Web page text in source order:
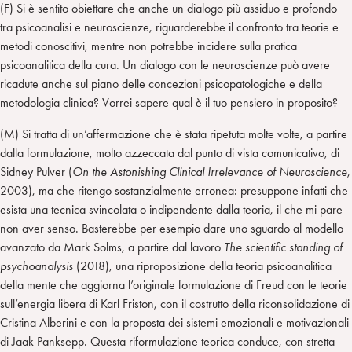
(F) Si è sentito obiettare che anche un dialogo più assiduo e profondo
tra psicoanalisi e neuroscienze, riguarderebbe il confronto tra teorie e
metodi conoscitivi, mentre non potrebbe incidere sulla pratica
psicoanalitica della cura. Un dialogo con le neuroscienze può avere
ricadute anche sul piano delle concezioni psicopatologiche e della
metodologia clinica? Vorrei sapere qual è il tuo pensiero in proposito?
(M) Si tratta di un’affermazione che è stata ripetuta molte volte, a partire
dalla formulazione, molto azzeccata dal punto di vista comunicativo, di
Sidney Pulver (On the Astonishing Clinical Irrelevance of Neuroscience,
2003), ma che ritengo sostanzialmente erronea: presuppone infatti che
esista una tecnica svincolata o indipendente dalla teoria, il che mi pare
non aver senso. Basterebbe per esempio dare uno sguardo al modello
avanzato da Mark Solms, a partire dal lavoro The scientific standing of
psychoanalysis (2018), una riproposizione della teoria psicoanalitica
della mente che aggiorna l’originale formulazione di Freud con le teorie
sull’energia libera di Karl Friston, con il costrutto della riconsolidazione di
Cristina Alberini e con la proposta dei sistemi emozionali e motivazionali
di Jaak Panksepp. Questa riformulazione teorica conduce, con stretta